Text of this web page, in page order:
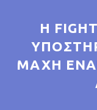
Η
ΜΆΧΗ